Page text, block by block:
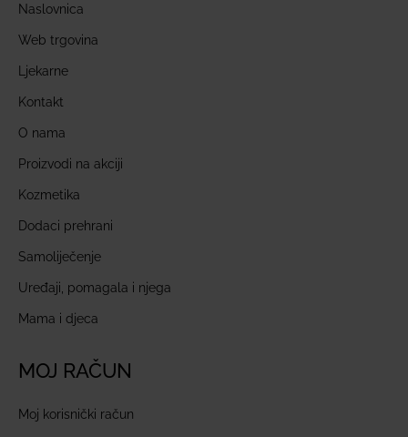
Naslovnica
Web trgovina
Ljekarne
Kontakt
O nama
Proizvodi na akciji
Kozmetika
Dodaci prehrani
Samoliječenje
Uređaji, pomagala i njega
Mama i djeca
MOJ RAČUN
Moj korisnički račun